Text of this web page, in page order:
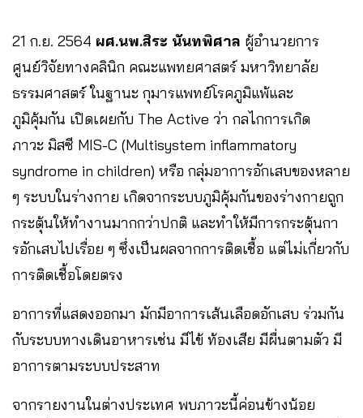
21 ก.ย. 2564 ผศ.นพ.สิระ นันทพิศาล ผู้อำนวยการ
ศูนย์วิจัยทางคลินิก คณะแพทยศาสตร์ มหาวิทยาลัย
ธรรมศาสตร์ ในฐานะ กุมารแพทย์โรคภูมิแพ้และ
ภูมิคุ้มกัน เปิดเผยกับ The Active ว่า กลไกการเกิด
ภาวะ มิสซี MIS-C (Multisystem inflammatory
syndrome in children) หรือ กลุ่มอาการอักเสบของหลาย
ๆ ระบบในร่างกาย เกิดจากระบบภูมิคุ้มกันของร่างกายถูก
กระตุ้นให้ทำงานมากกว่าปกติ และทำให้มีการกระตุ้นกา
รอักเสบไปเรื่อย ๆ ซึ่งเป็นผลจากการติดเชื้อ แต่ไม่เกี่ยวกับ
การติดเชื้อโดยตรง
อาการที่แสดงออกมา มักมีอาการเส้นเลือดอักเสบ ร่วมกัน
กับระบบทางเดินอาหารเช่น มีไข้ ท้องเสีย มีผื่นตามตัว มี
อาการตามระบบประสาท
จากรายงานในต่างประเทศ พบภาวะนี้ค่อนข้างน้อย